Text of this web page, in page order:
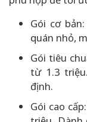
Gói cơ
quán nhỏ,
Gói tiêu
từ 1.3
định.
Gói cao